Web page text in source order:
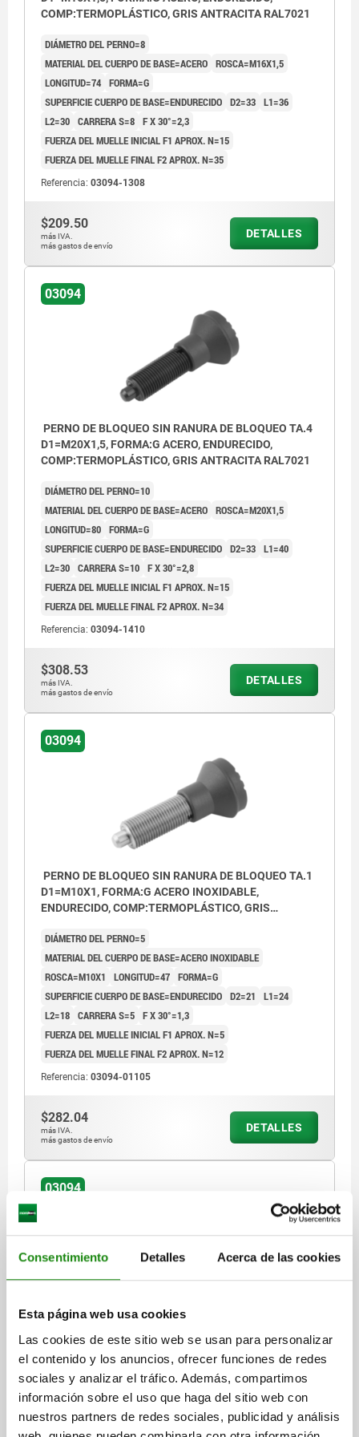
Consentimiento Detalles Acerca de las cookies
Esta página web usa cookies
Las cookies de este sitio web se usan para personalizar
el contenido y los anuncios, ofrecer funciones de redes
sociales y analizar el tráfico. Además, compartimos
información sobre el uso que haga del sitio web con
nuestros partners de redes sociales, publicidad y análisis
COMP:TERMOPLÁSTICO, GRIS ANTRACITA RAL7021
DIÁMETRO DEL PERNO=8
MATERIAL DEL CUERPO DE BASE=ACERO ROSCA=M16X1,5
LONGITUD=74 FORMA=G
SUPERFICIE CUERPO DE BASE=ENDURECIDO D2=33 L1=36
L2=30 CARRERA S=8 F X 30°=2,3
FUERZA DEL MUELLE INICIAL F1 APROX. N=15
FUERZA DEL MUELLE FINAL F2 APROX. N=35
Referencia: 03094-1308
$209.50
más IVA.
más gastos de envío
DETALLES
03094
PERNO DE BLOQUEO SIN RANURA DE BLOQUEO TA.4
D1=M20X1,5, FORMA:G ACERO, ENDURECIDO,
COMP:TERMOPLÁSTICO, GRIS ANTRACITA RAL7021
DIÁMETRO DEL PERNO=10
MATERIAL DEL CUERPO DE BASE=ACERO ROSCA=M20X1,5
LONGITUD=80 FORMA=G
SUPERFICIE CUERPO DE BASE=ENDURECIDO D2=33 L1=40
L2=30 CARRERA S=10 F X 30°=2,8
FUERZA DEL MUELLE INICIAL F1 APROX. N=15
FUERZA DEL MUELLE FINAL F2 APROX. N=34
Referencia: 03094-1410
$308.53
más IVA.
más gastos de envío
DETALLES
03094
PERNO DE BLOQUEO SIN RANURA DE BLOQUEO TA.1
D1=M10X1, FORMA:G ACERO INOXIDABLE,
ENDURECIDO, COMP:TERMOPLÁSTICO, GRIS
DIÁMETRO DEL PERNO=5
MATERIAL DEL CUERPO DE BASE=ACERO INOXIDABLE
ROSCA=M10X1
LONGITUD=47 FORMA=G
SUPERFICIE CUERPO DE BASE=ENDURECIDO D2=21
L1=24
L2=18 CARRERA S=5 F X 30°=1,3
FUERZA DEL MUELLE INICIAL F1 APROX. N=5
FUERZA DEL MUELLE FINAL F2 APROX. N=12
Referencia: 03094-01105
$282.04
más IVA.
más gastos de envío
DETALLES
03094
PERNO DE BLOQUEO SIN RANURA DE BLOQUEO TA.2
D1=M12X1,5, FORMA:G ACERO INOXIDABLE,
ENDURECIDO, COMP:TERMOPLÁSTICO, GRIS
DIÁMETRO DEL PERNO=6
MATERIAL DEL CUERPO DE BASE=ACERO INOXIDABLE
ROSCA=M12X1,5 LONGITUD=56 FORMA=G